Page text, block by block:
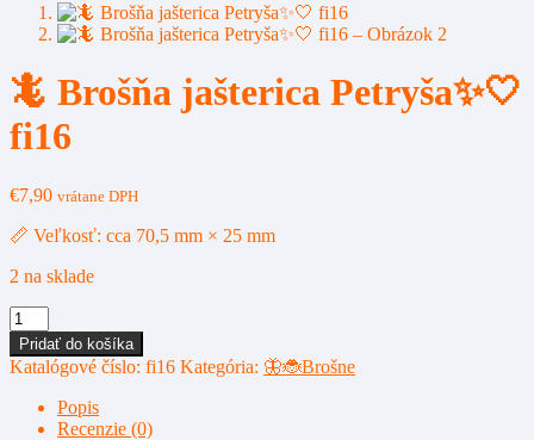
🦎 Brošňa jašterica Petryša✨🤍
fi16
€7,90 vrátane DPH
📏 Veľkosť: cca 70,5 mm × 25 mm
2 na sklade
množstvo
🦎
Brošňa
jašterica
Petryša✨
Pridať do košíka
Katalógové číslo: fi16 Kategória: 🦋🐞Brošne
Popis
Recenzie (0)